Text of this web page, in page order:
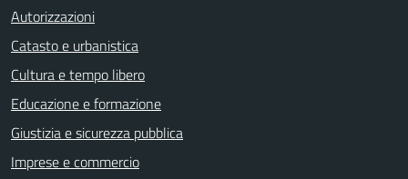
Autorizzazioni
Catasto e urbanistica
Cultura e tempo libero
Educazione e formazione
Giustizia e sicurezza pubblica
Imprese e commercio